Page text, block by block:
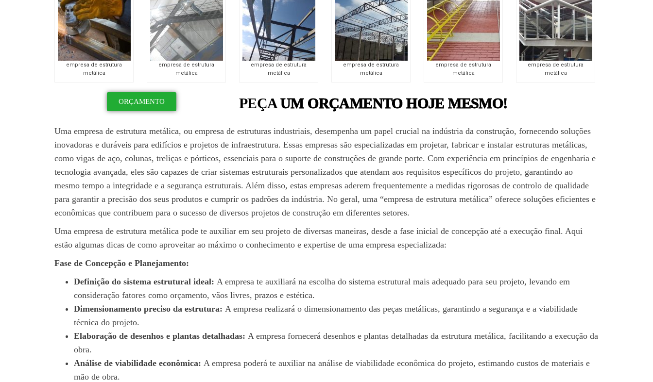
empresa de estrutura
metálica
empresa de estrutura
metálica
empresa de estrutura
metálica
empresa de estrutura
metálica
empresa de estrutura
metálica
empresa de estrutura
metálica
ORÇAMENTO PEÇAUM ORÇAMENTO HOJE MESMO!
Uma empresa de estrutura metálica, ou empresa de estruturas industriais, desempenha um papel crucial na indústria da construção, fornecendo soluções
inovadoras e duráveis ​​para edifícios e projetos de infraestrutura. Essas empresas são especializadas em projetar, fabricar e instalar estruturas metálicas,
como vigas de aço, colunas, treliças e pórticos, essenciais para o suporte de construções de grande porte. Com experiência em princípios de engenharia e
tecnologia avançada, eles são capazes de criar sistemas estruturais personalizados que atendam aos requisitos específicos do projeto, garantindo ao
mesmo tempo a integridade e a segurança estruturais. Além disso, estas empresas aderem frequentemente a medidas rigorosas de controlo de qualidade
para garantir a precisão dos seus produtos e cumprir os padrões da indústria. No geral, uma “empresa de estrutura metálica” oferece soluções eficientes e
econômicas que contribuem para o sucesso de diversos projetos de construção em diferentes setores.
Uma empresa de estrutura metálica pode te auxiliar em seu projeto de diversas maneiras, desde a fase inicial de concepção até a execução final. Aqui
estão algumas dicas de como aproveitar ao máximo o conhecimento e expertise de uma empresa especializada:
Fase de Concepção e Planejamento:
Definição do sistema estrutural ideal: A empresa te auxiliará na escolha do sistema estrutural mais adequado para seu projeto, levando em
consideração fatores como orçamento, vãos livres, prazos e estética.
Dimensionamento preciso da estrutura: A empresa realizará o dimensionamento das peças metálicas, garantindo a segurança e a viabilidade
técnica do projeto.
Elaboração de desenhos e plantas detalhadas: A empresa fornecerá desenhos e plantas detalhadas da estrutura metálica, facilitando a execução da
obra.
Análise de viabilidade econômica: A empresa poderá te auxiliar na análise de viabilidade econômica do projeto, estimando custos de materiais e
mão de obra.